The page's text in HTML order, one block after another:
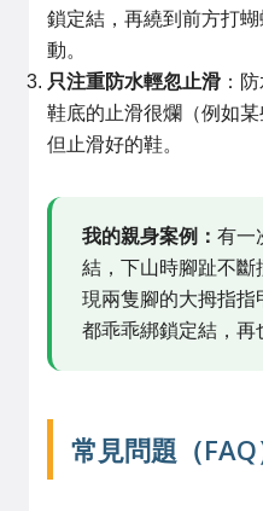
鎖定結，再繞到前方打
動。
只注重防水輕忽止滑 ：
鞋底的止滑很爛（例如
但止滑好的鞋。
我的親身案例： 有一
結，下山時腳趾不斷
現兩隻腳的大拇指指
都乖乖綁鎖定結，再
常見問題（FAQ